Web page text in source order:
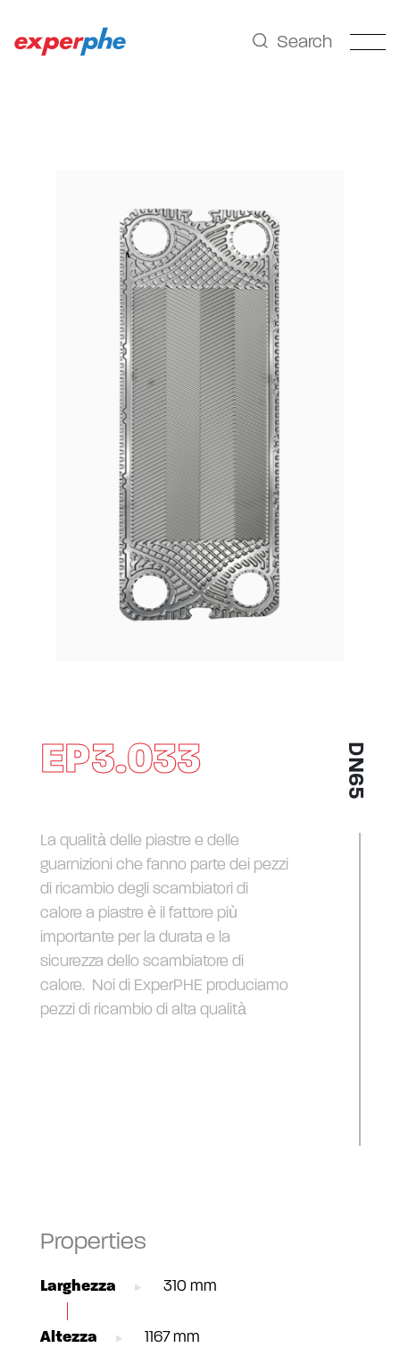
Search
EP3.033
La qualità delle piastre e delle
guarnizioni che fanno parte dei pezzi
di ricambio degli scambiatori di
calore a piastre è il fattore più
importante per la durata e la
sicurezza dello scambiatore di
calore. Noi di ExperPHE produciamo
pezzi di ricambio di alta qualità
DN65
Properties
Larghezza 310 mm
Altezza 1167 mm